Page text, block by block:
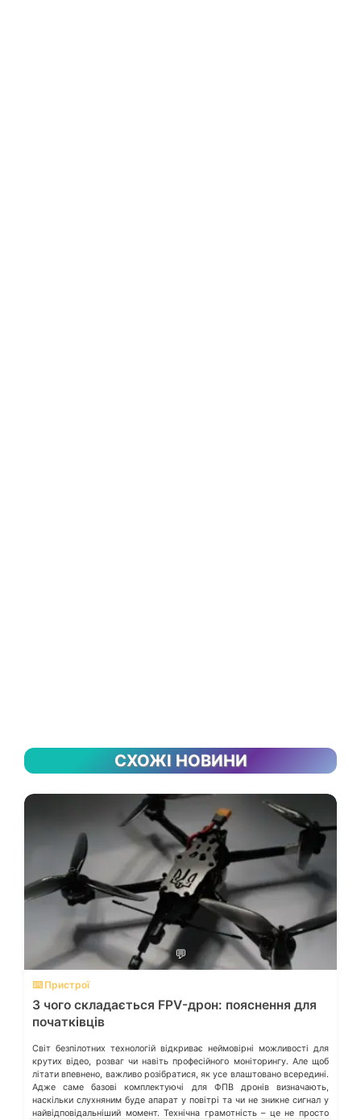
СХОЖІ НОВИНИ
💬
⌨️ Пристрої
З чого складається FPV-дрон: пояснення для
початківців
Світ безпілотних технологій відкриває неймовірні можливості для
крутих відео, розваг чи навіть професійного моніторингу. Але щоб
літати впевнено, важливо розібратися, як усе влаштовано всередині.
Адже саме базові комплектуючі для ФПВ дронів визначають,
наскільки слухняним буде апарат у повітрі та чи не зникне сигнал у
найвідповідальніший момент. Технічна грамотність – це не просто